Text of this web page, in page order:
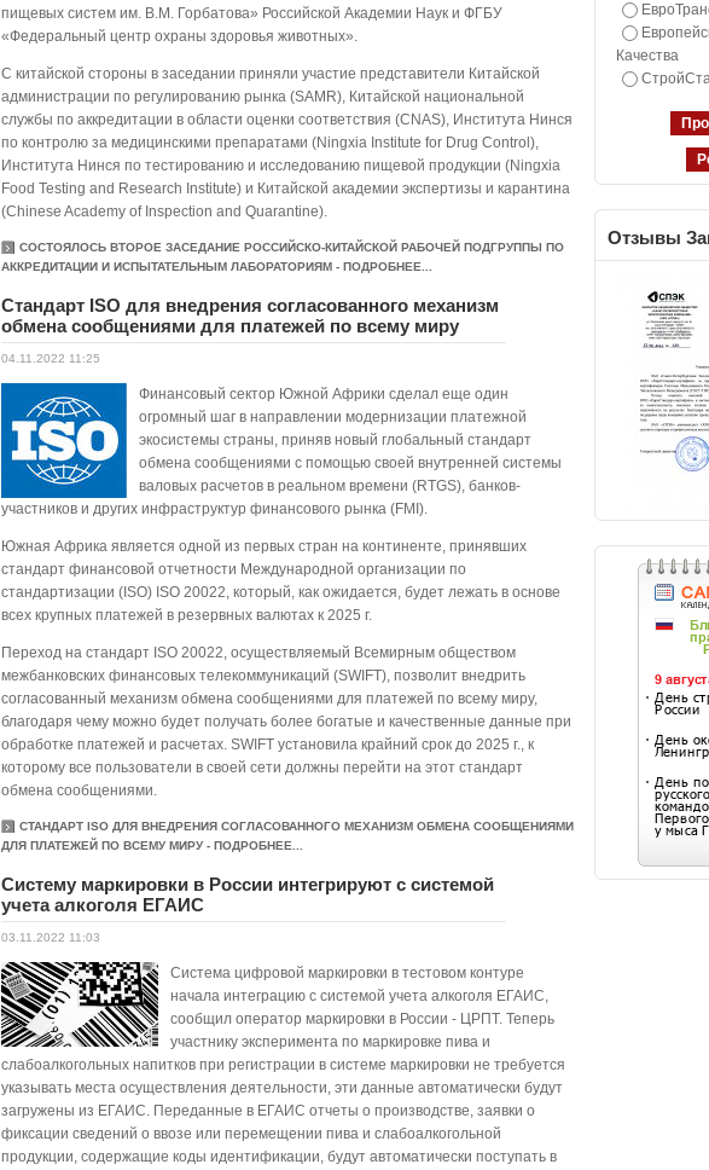
пищевых систем им. В.М. Горбатова» Российской Академии Наук и ФГБУ
«Федеральный центр охраны здоровья животных».
С китайской стороны в заседании приняли участие представители Китайской
администрации по регулированию рынка (SAMR), Китайской национальной
службы по аккредитации в области оценки соответствия (CNAS), Института Нинся
по контролю за медицинскими препаратами (Ningxia Institute for Drug Control),
Института Нинся по тестированию и исследованию пищевой продукции (Ningxia
Food Testing and Research Institute) и Китайской академии экспертизы и карантина
(Chinese Academy of Inspection and Quarantine).
СОСТОЯЛОСЬ ВТОРОЕ ЗАСЕДАНИЕ РОССИЙСКО-КИТАЙСКОЙ РАБОЧЕЙ ПОДГРУППЫ ПО
АККРЕДИТАЦИИ И ИСПЫТАТЕЛЬНЫМ ЛАБОРАТОРИЯМ - ПОДРОБНЕЕ...
Стандарт ISO для внедрения согласованного механизм
обмена сообщениями для платежей по всему миру
04.11.2022 11:25
Финансовый сектор Южной Африки сделал еще один
огромный шаг в направлении модернизации платежной
экосистемы страны, приняв новый глобальный стандарт
обмена сообщениями с помощью своей внутренней системы
валовых расчетов в реальном времени (RTGS), банков-
участников и других инфраструктур финансового рынка (FMI).
Южная Африка является одной из первых стран на континенте, принявших
стандарт финансовой отчетности Международной организации по
стандартизации (ISO) ISO 20022, который, как ожидается, будет лежать в основе
всех крупных платежей в резервных валютах к 2025 г.
Переход на стандарт ISO 20022, осуществляемый Всемирным обществом
межбанковских финансовых телекоммуникаций (SWIFT), позволит внедрить
согласованный механизм обмена сообщениями для платежей по всему миру,
благодаря чему можно будет получать более богатые и качественные данные при
обработке платежей и расчетах. SWIFT установила крайний срок до 2025 г., к
которому все пользователи в своей сети должны перейти на этот стандарт
обмена сообщениями.
СТАНДАРТ ISO ДЛЯ ВНЕДРЕНИЯ СОГЛАСОВАННОГО МЕХАНИЗМ ОБМЕНА СООБЩЕНИЯМИ
ДЛЯ ПЛАТЕЖЕЙ ПО ВСЕМУ МИРУ - ПОДРОБНЕЕ...
Систему маркировки в России интегрируют с системой
учета алкоголя ЕГАИС
03.11.2022 11:03
Система цифровой маркировки в тестовом контуре
начала интеграцию с системой учета алкоголя ЕГАИС,
сообщил оператор маркировки в России - ЦРПТ. Теперь
участнику эксперимента по маркировке пива и
слабоалкогольных напитков при регистрации в системе маркировки не требуется
указывать места осуществления деятельности, эти данные автоматически будут
загружены из ЕГАИС. Переданные в ЕГАИС отчеты о производстве, заявки о
фиксации сведений о ввозе или перемещении пива и слабоалкогольной
продукции, содержащие коды идентификации, будут автоматически поступать в
Качества
Отзывы